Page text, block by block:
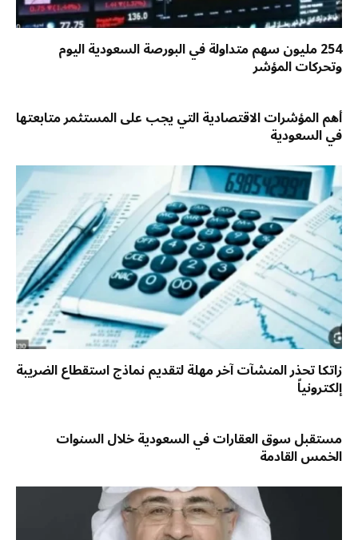
254 مليون سهم متداولة في البورصة السعودية اليوم
وتحركات المؤشر
أهم المؤشرات الاقتصادية التي يجب على المستثمر متابعتها
في السعودية
زاتكا تحذر المنشآت آخر مهلة لتقديم نماذج استقطاع الضريبة
إلكترونياً
مستقبل سوق العقارات في السعودية خلال السنوات
الخمس القادمة